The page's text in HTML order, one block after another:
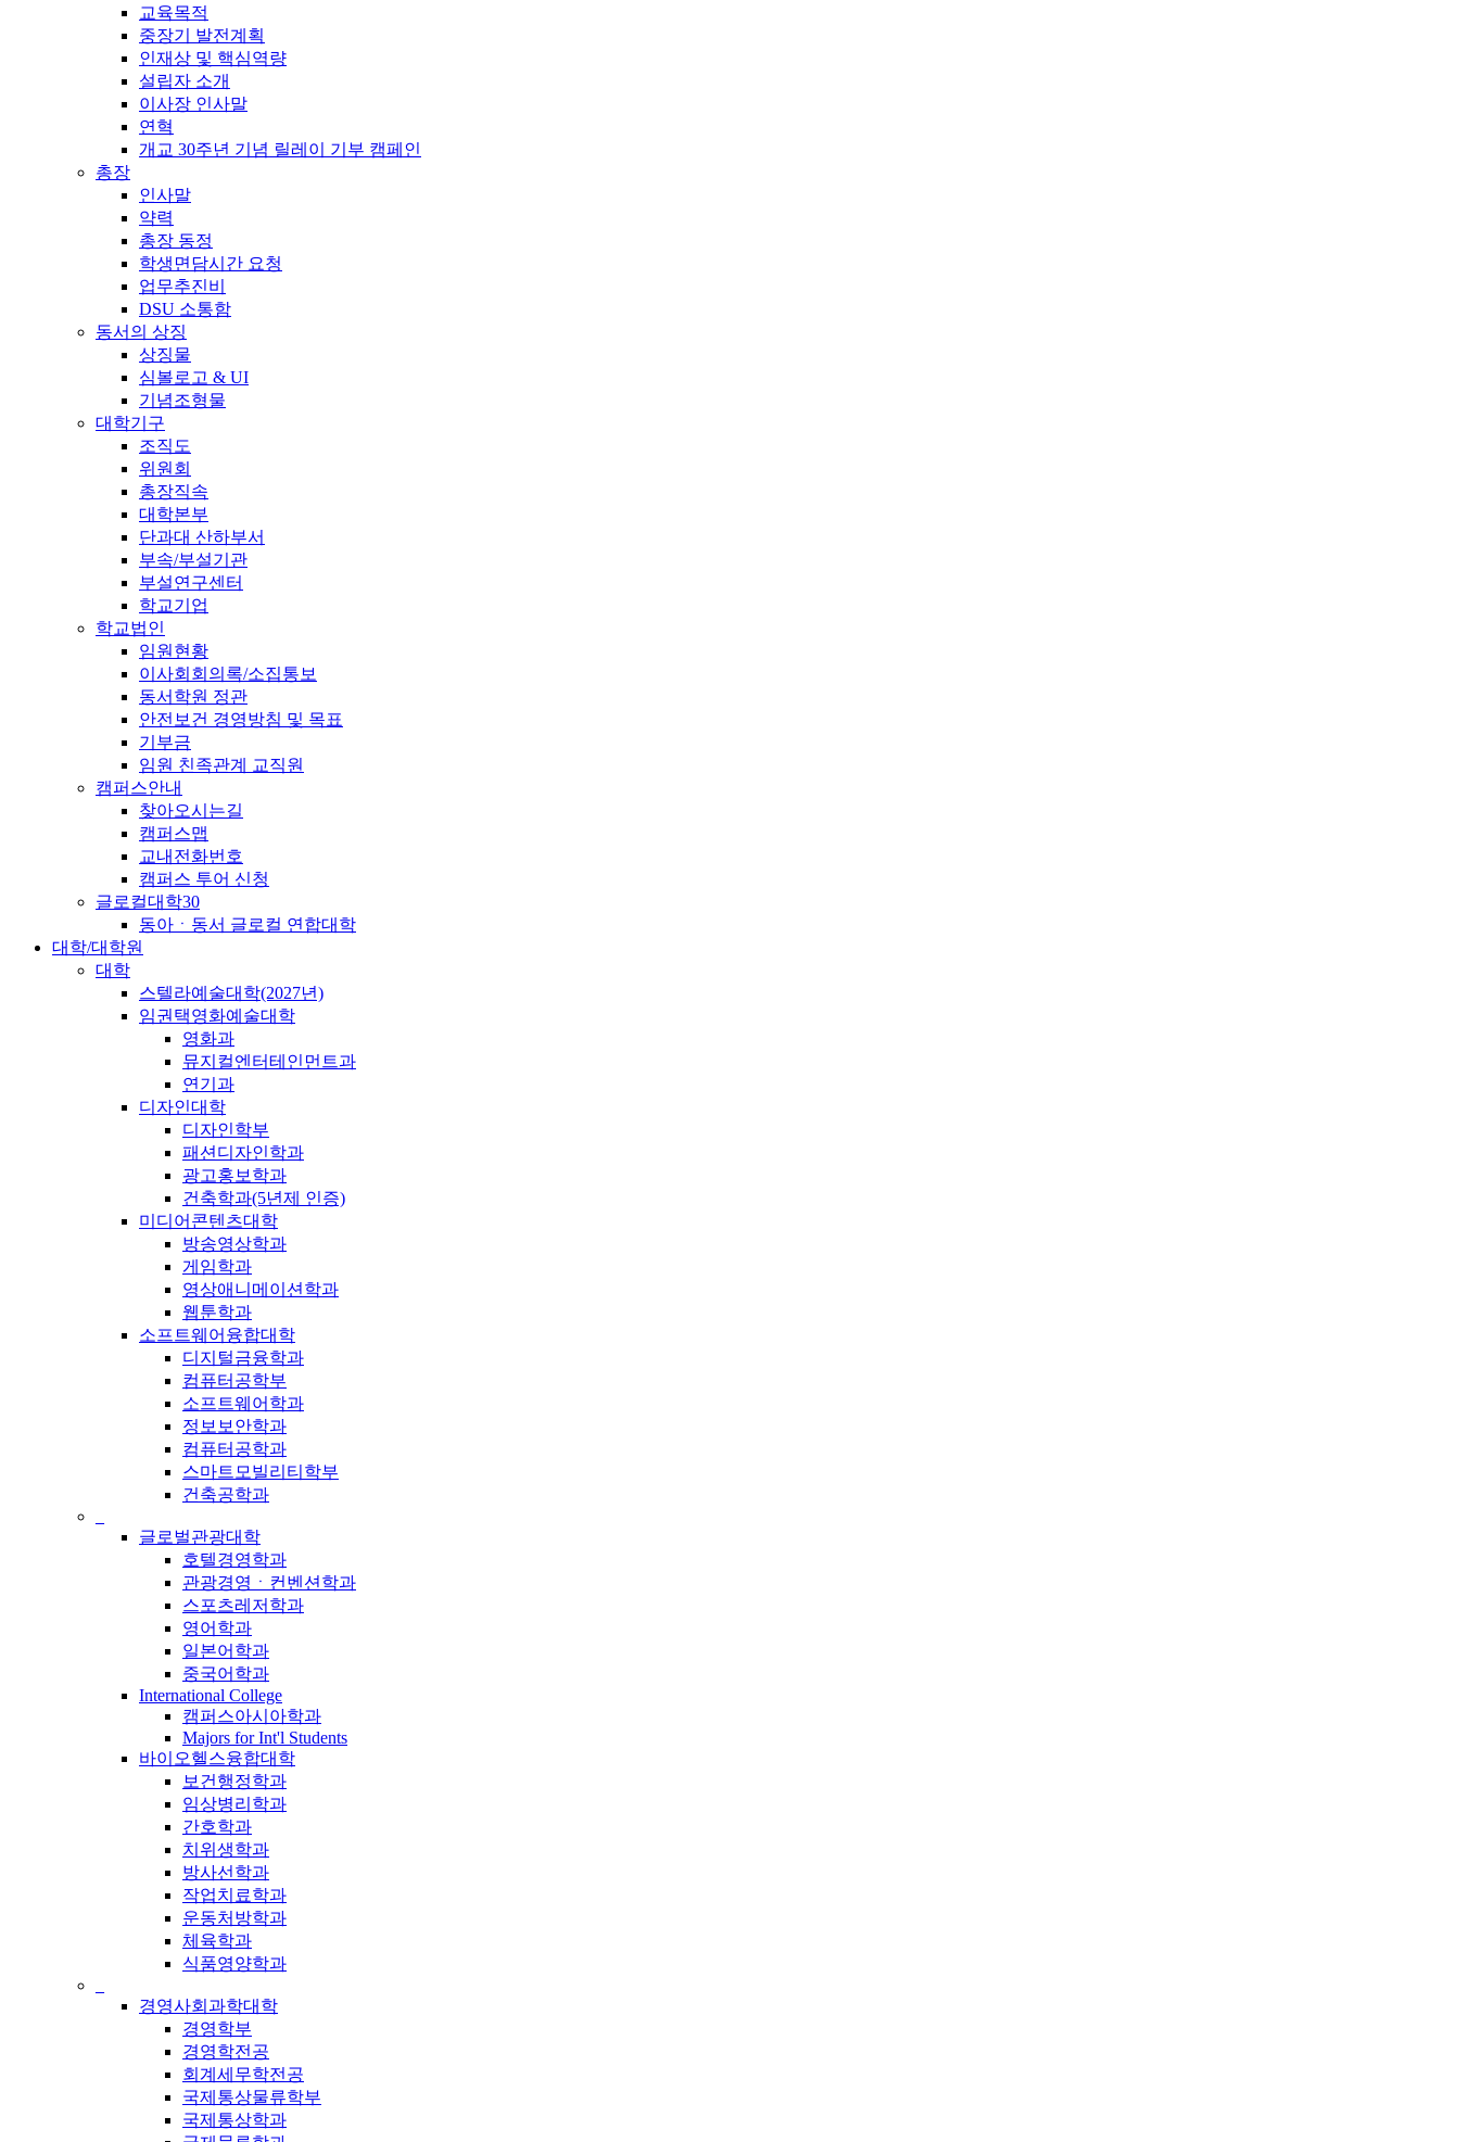
교육목적
중장기 발전계획
인재상 및 핵심역량
설립자 소개
이사장 인사말
연혁
개교 30주년 기념 릴레이 기부 캠페인
총장
인사말
약력
총장 동정
학생면담시간 요청
업무추진비
DSU 소통함
동서의 상징
상징물
심볼로고 & UI
기념조형물
대학기구
조직도
위원회
총장직속
대학본부
단과대 산하부서
부속/부설기관
부설연구센터
학교기업
학교법인
임원현황
이사회회의록/소집통보
동서학원 정관
안전보건 경영방침 및 목표
기부금
임원 친족관계 교직원
캠퍼스안내
찾아오시는길
캠퍼스맵
교내전화번호
캠퍼스 투어 신청
글로컬대학30
동아ㆍ동서 글로컬 연합대학
대학/대학원
대학
스텔라예술대학(2027년)
임권택영화예술대학
영화과
뮤지컬엔터테인먼트과
연기과
디자인대학
디자인학부
패션디자인학과
광고홍보학과
건축학과(5년제 인증)
미디어콘텐츠대학
방송영상학과
게임학과
영상애니메이션학과
웹툰학과
소프트웨어융합대학
디지털금융학과
컴퓨터공학부
소프트웨어학과
정보보안학과
컴퓨터공학과
스마트모빌리티학부
건축공학과
글로벌관광대학
호텔경영학과
관광경영ㆍ컨벤션학과
스포츠레저학과
영어학과
일본어학과
중국어학과
International College
캠퍼스아시아학과
Majors for Int'l Students
바이오헬스융합대학
보건행정학과
임상병리학과
간호학과
치위생학과
방사선학과
작업치료학과
운동처방학과
체육학과
식품영양학과
경영사회과학대학
경영학부
경영학전공
회계세무학전공
국제통상물류학부
국제통상학과